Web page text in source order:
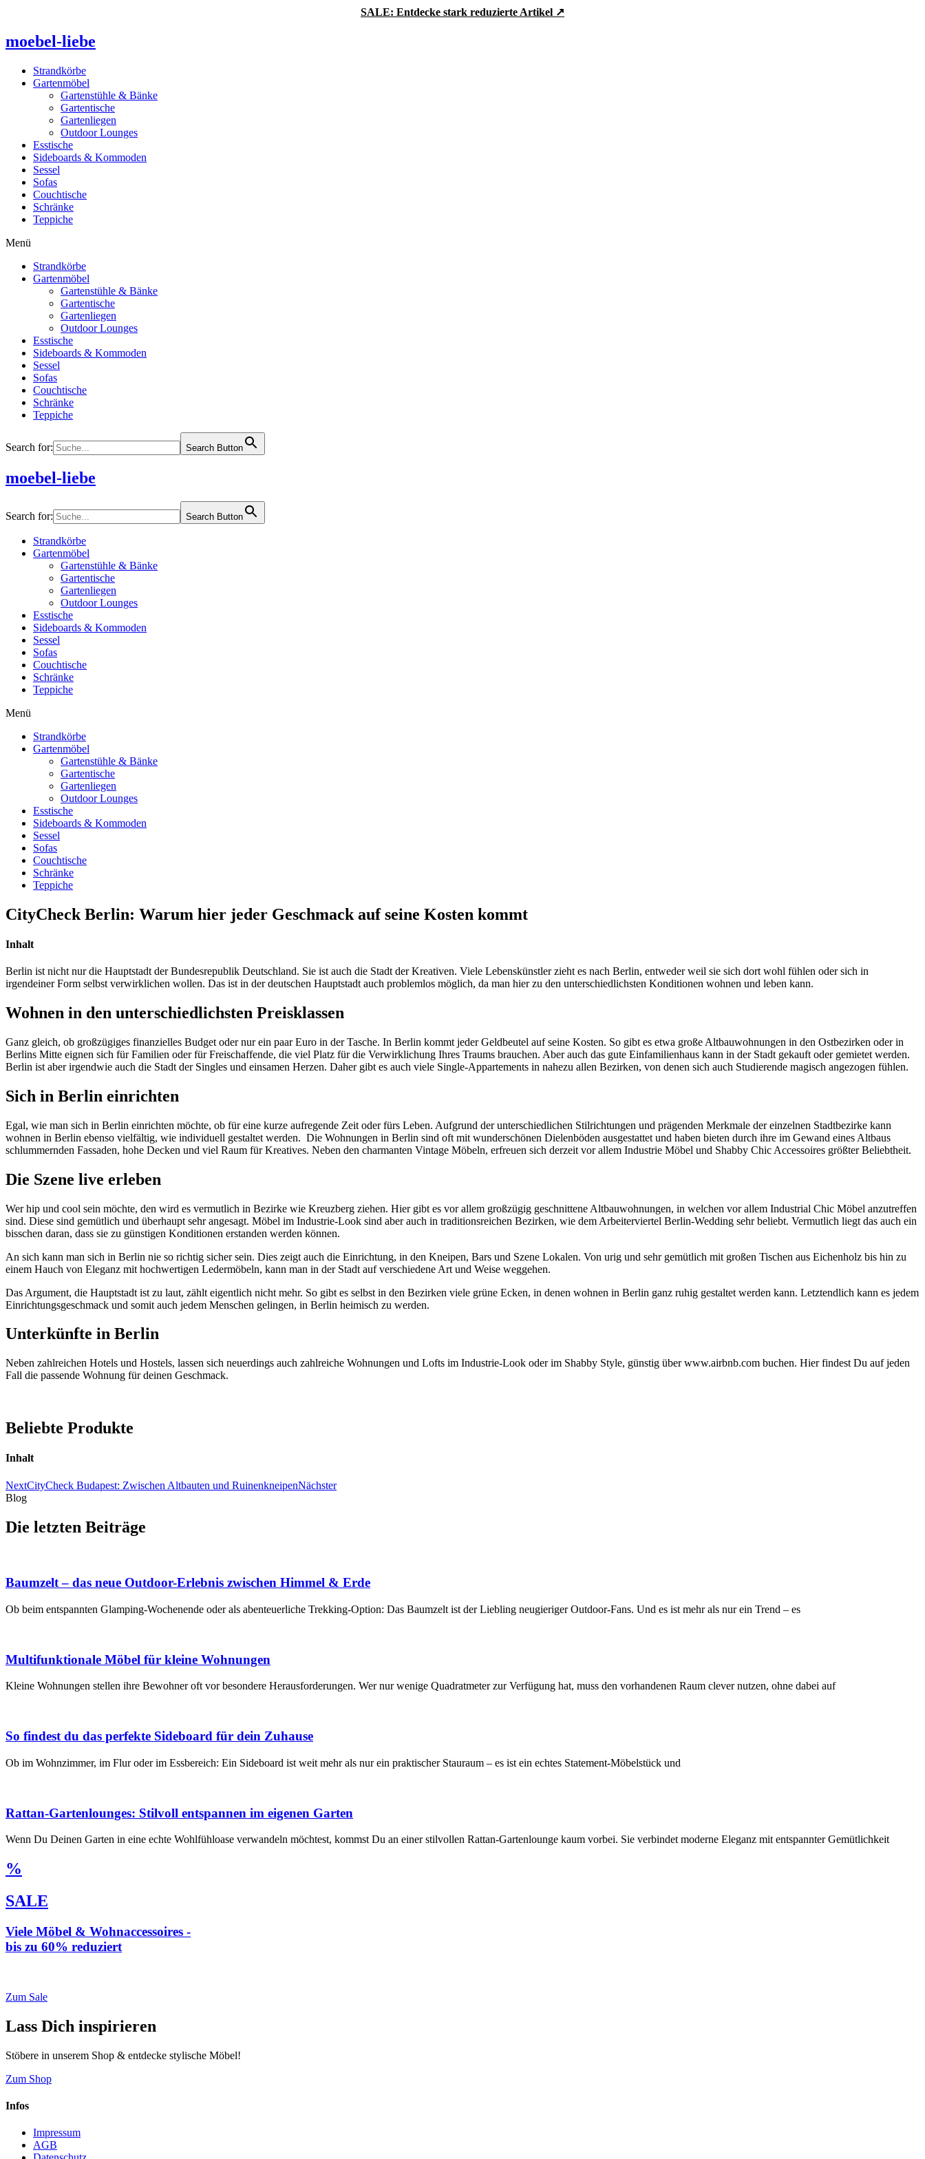
springen
SALE: Entdecke stark reduzierte Artikel ↗
moebel-liebe
Strandkörbe
Gartenmöbel
Gartenstühle & Bänke
Gartentische
Gartenliegen
Outdoor Lounges
Esstische
Sideboards & Kommoden
Sessel
Sofas
Couchtische
Schränke
Teppiche
Menü
Strandkörbe
Gartenmöbel
Gartenstühle & Bänke
Gartentische
Gartenliegen
Outdoor Lounges
Esstische
Sideboards & Kommoden
Sessel
Sofas
Couchtische
Schränke
Teppiche
Search for: Search Button
moebel-liebe
Search for: Search Button
Strandkörbe
Gartenmöbel
Gartenstühle & Bänke
Gartentische
Gartenliegen
Outdoor Lounges
Esstische
Sideboards & Kommoden
Sessel
Sofas
Couchtische
Schränke
Teppiche
Menü
Strandkörbe
Gartenmöbel
Gartenstühle & Bänke
Gartentische
Gartenliegen
Outdoor Lounges
Esstische
Sideboards & Kommoden
Sessel
Sofas
Couchtische
Schränke
Teppiche
CityCheck Berlin: Warum hier jeder Geschmack auf seine Kosten kommt
Inhalt
Berlin ist nicht nur die Hauptstadt der Bundesrepublik Deutschland. Sie ist auch die Stadt der Kreativen. Viele Lebenskünstler zieht es nach Berlin, entweder weil sie sich dort wohl fühlen oder sich in
irgendeiner Form selbst verwirklichen wollen. Das ist in der deutschen Hauptstadt auch problemlos möglich, da man hier zu den unterschiedlichsten Konditionen wohnen und leben kann.
Wohnen in den unterschiedlichsten Preisklassen
Ganz gleich, ob großzügiges finanzielles Budget oder nur ein paar Euro in der Tasche. In Berlin kommt jeder Geldbeutel auf seine Kosten. So gibt es etwa große Altbauwohnungen in den Ostbezirken oder in
Berlins Mitte eignen sich für Familien oder für Freischaffende, die viel Platz für die Verwirklichung Ihres Traums brauchen. Aber auch das gute Einfamilienhaus kann in der Stadt gekauft oder gemietet werden.
Berlin ist aber irgendwie auch die Stadt der Singles und einsamen Herzen. Daher gibt es auch viele Single-Appartements in nahezu allen Bezirken, von denen sich auch Studierende magisch angezogen fühlen.
Sich in Berlin einrichten
Egal, wie man sich in Berlin einrichten möchte, ob für eine kurze aufregende Zeit oder fürs Leben. Aufgrund der unterschiedlichen Stilrichtungen und prägenden Merkmale der einzelnen Stadtbezirke kann
wohnen in Berlin ebenso vielfältig, wie individuell gestaltet werden. Die Wohnungen in Berlin sind oft mit wunderschönen Dielenböden ausgestattet und haben bieten durch ihre im Gewand eines Altbaus
schlummernden Fassaden, hohe Decken und viel Raum für Kreatives. Neben den charmanten Vintage Möbeln, erfreuen sich derzeit vor allem Industrie Möbel und Shabby Chic Accessoires größter Beliebtheit.
Die Szene live erleben
Wer hip und cool sein möchte, den wird es vermutlich in Bezirke wie Kreuzberg ziehen. Hier gibt es vor allem großzügig geschnittene Altbauwohnungen, in welchen vor allem Industrial Chic Möbel anzutreffen
sind. Diese sind gemütlich und überhaupt sehr angesagt. Möbel im Industrie-Look sind aber auch in traditionsreichen Bezirken, wie dem Arbeiterviertel Berlin-Wedding sehr beliebt. Vermutlich liegt das auch ein
bisschen daran, dass sie zu günstigen Konditionen erstanden werden können.
An sich kann man sich in Berlin nie so richtig sicher sein. Dies zeigt auch die Einrichtung, in den Kneipen, Bars und Szene Lokalen. Von urig und sehr gemütlich mit großen Tischen aus Eichenholz bis hin zu
einem Hauch von Eleganz mit hochwertigen Ledermöbeln, kann man in der Stadt auf verschiedene Art und Weise weggehen.
Das Argument, die Hauptstadt ist zu laut, zählt eigentlich nicht mehr. So gibt es selbst in den Bezirken viele grüne Ecken, in denen wohnen in Berlin ganz ruhig gestaltet werden kann. Letztendlich kann es jedem
Einrichtungsgeschmack und somit auch jedem Menschen gelingen, in Berlin heimisch zu werden.
Unterkünfte in Berlin
Neben zahlreichen Hotels und Hostels, lassen sich neuerdings auch zahlreiche Wohnungen und Lofts im Industrie-Look oder im Shabby Style, günstig über www.airbnb.com buchen. Hier findest Du auf jeden
Fall die passende Wohnung für deinen Geschmack.
Beliebte Produkte
Inhalt
NextCityCheck Budapest: Zwischen Altbauten und RuinenkneipenNächster
Blog
Die letzten Beiträge
Baumzelt – das neue Outdoor-Erlebnis zwischen Himmel & Erde
Ob beim entspannten Glamping-Wochenende oder als abenteuerliche Trekking-Option: Das Baumzelt ist der Liebling neugieriger Outdoor-Fans. Und es ist mehr als nur ein Trend – es
Multifunktionale Möbel für kleine Wohnungen
Kleine Wohnungen stellen ihre Bewohner oft vor besondere Herausforderungen. Wer nur wenige Quadratmeter zur Verfügung hat, muss den vorhandenen Raum clever nutzen, ohne dabei auf
So findest du das perfekte Sideboard für dein Zuhause
Ob im Wohnzimmer, im Flur oder im Essbereich: Ein Sideboard ist weit mehr als nur ein praktischer Stauraum – es ist ein echtes Statement-Möbelstück und
Rattan-Gartenlounges: Stilvoll entspannen im eigenen Garten
Wenn Du Deinen Garten in eine echte Wohlfühloase verwandeln möchtest, kommst Du an einer stilvollen Rattan-Gartenlounge kaum vorbei. Sie verbindet moderne Eleganz mit entspannter Gemütlichkeit
%
SALE
Viele Möbel & Wohnaccessoires -
bis zu 60% reduziert
Zum Sale
Lass Dich inspirieren
Stöbere in unserem Shop & entdecke stylische Möbel!
Zum Shop
Infos
Impressum
AGB